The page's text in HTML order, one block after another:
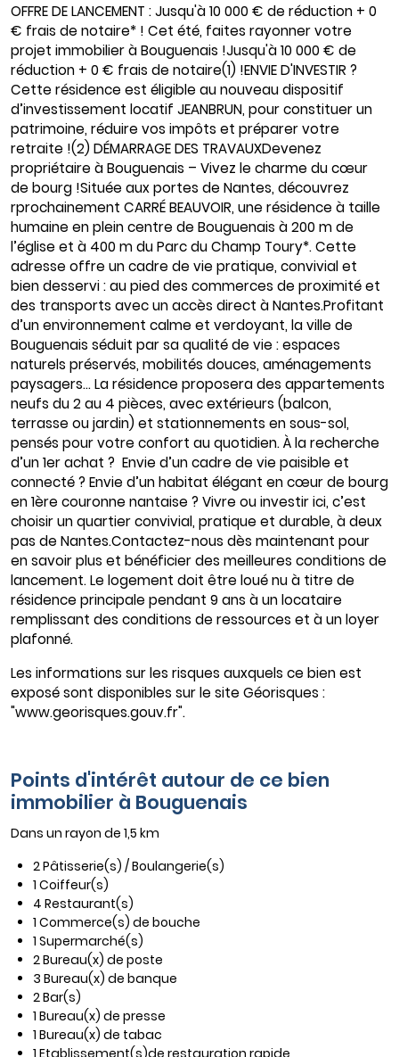
OFFRE DE LANCEMENT : Jusqu'à 10 000 € de réduction + 0
€ frais de notaire* ! Cet été, faites rayonner votre
projet immobilier à Bouguenais !Jusqu'à 10 000 € de
réduction + 0 € frais de notaire(1) !ENVIE D'INVESTIR ?
Cette résidence est éligible au nouveau dispositif
d’investissement locatif JEANBRUN, pour constituer un
patrimoine, réduire vos impôts et préparer votre
retraite !(2) DÉMARRAGE DES TRAVAUXDevenez
propriétaire à Bouguenais – Vivez le charme du cœur
de bourg !Située aux portes de Nantes, découvrez
rprochainement CARRÉ BEAUVOIR, une résidence à taille
humaine en plein centre de Bouguenais à 200 m de
l’église et à 400 m du Parc du Champ Toury*. Cette
adresse offre un cadre de vie pratique, convivial et
bien desservi : au pied des commerces de proximité et
des transports avec un accès direct à Nantes.Profitant
d’un environnement calme et verdoyant, la ville de
Bouguenais séduit par sa qualité de vie : espaces
naturels préservés, mobilités douces, aménagements
paysagers… La résidence proposera des appartements
neufs du 2 au 4 pièces, avec extérieurs (balcon,
terrasse ou jardin) et stationnements en sous-sol,
pensés pour votre confort au quotidien. À la recherche
d’un 1er achat ? Envie d’un cadre de vie paisible et
connecté ? Envie d’un habitat élégant en cœur de bourg
en 1ère couronne nantaise ? Vivre ou investir ici, c’est
choisir un quartier convivial, pratique et durable, à deux
pas de Nantes.Contactez-nous dès maintenant pour
en savoir plus et bénéficier des meilleures conditions de
lancement. Le logement doit être loué nu à titre de
résidence principale pendant 9 ans à un locataire
remplissant des conditions de ressources et à un loyer
plafonné.
Les informations sur les risques auxquels ce bien est
exposé sont disponibles sur le site Géorisques :
"www.georisques.gouv.fr".
Points d'intérêt autour de ce bien
immobilier à Bouguenais
Dans un rayon de 1,5 km
2 Pâtisserie(s) / Boulangerie(s)
1 Coiffeur(s)
4 Restaurant(s)
1 Commerce(s) de bouche
1 Supermarché(s)
2 Bureau(x) de poste
3 Bureau(x) de banque
2 Bar(s)
1 Bureau(x) de presse
1 Bureau(x) de tabac
1 Etablissement(s)de restauration rapide